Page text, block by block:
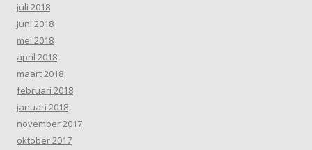
juli 2018
juni 2018
mei 2018
april 2018
maart 2018
februari 2018
januari 2018
november 2017
oktober 2017